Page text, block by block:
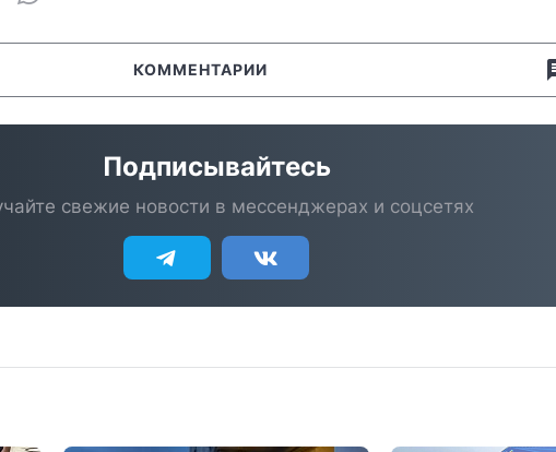
КОММЕНТАРИИ
Подписывайтесь
свежие новости в мессенджерах и соцсетях